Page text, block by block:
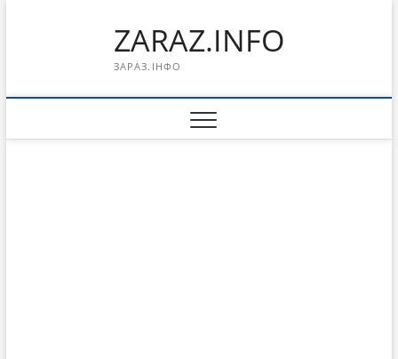
ZARAZ.INFO
ЗАРАЗ.ІНФО